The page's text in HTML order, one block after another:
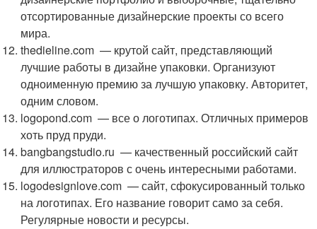
отсортированные дизайнерские проекты со всего
мира.
thedieline.com — крутой сайт, представляющий
лучшие работы в дизайне упаковки. Организуют
одноименную премию за лучшую упаковку. Авторитет,
одним словом.
logopond.com — все о логотипах. Отличных примеров
хоть пруд пруди.
bangbangstudio.ru — качественный российский сайт
для иллюстраторов с очень интересными работами.
logodesignlove.com — сайт, сфокусированный только
на логотипах. Его название говорит само за себя.
Регулярные новости и ресурсы.